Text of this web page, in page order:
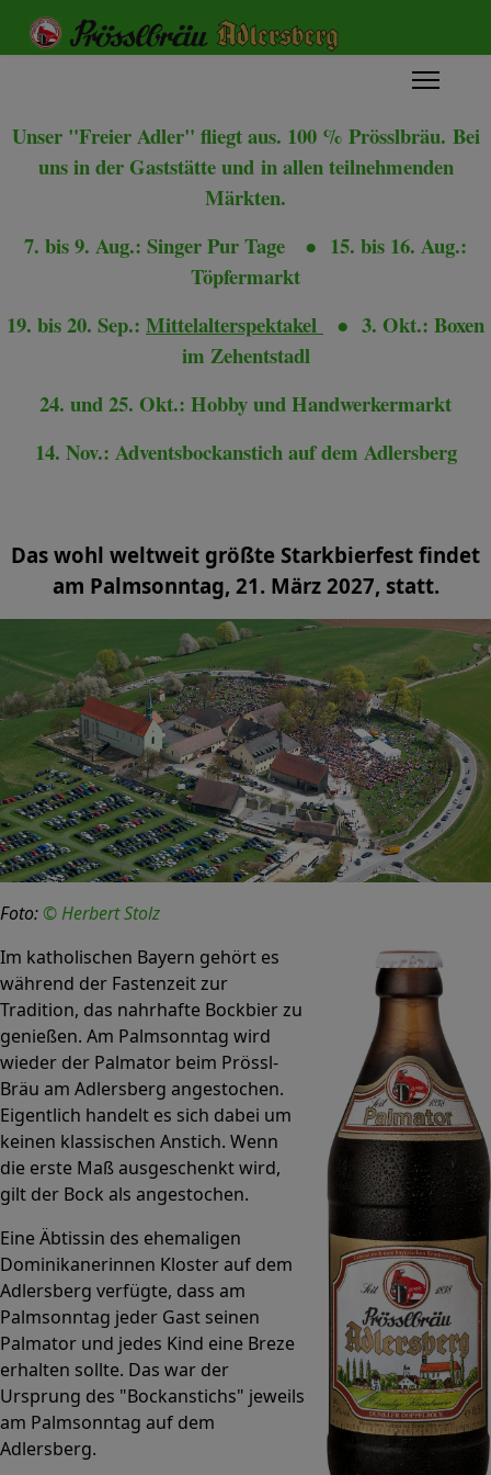
Unser "Freier Adler" fliegt aus. 100 % Prösslbräu. Bei
uns in der Gaststätte undin allen teilnehmenden
Märkten.
7. bis 9. Aug.: Singer Pur Tage
● 15. bis 16. Aug.:
Töpfermarkt
19. bis 20. Sep.: Mittelalterspektakel ● 3. Okt.: Boxen
im Zehentstadl
24. und 25. Okt.: Hobby und Handwerkermarkt
14. Nov.: Adventsbockanstich auf dem Adlersberg
Das wohl weltweit größte Starkbierfest findet
am Palmsonntag, 21. März 2027, statt.
Foto: © Herbert Stolz
Im katholischen Bayern gehört es
während der Fastenzeit zur
Tradition, das nahrhafte Bockbier zu
genießen. Am Palmsonntag wird
wieder der Palmator beim Prössl-
Bräu am Adlersberg angestochen.
Eigentlich handelt es sich dabei um
keinen klassischen Anstich. Wenn
die erste Maß ausgeschenkt wird,
gilt der Bock als angestochen.
Eine Äbtissin des ehemaligen
Dominikanerinnen Kloster auf dem
Adlersberg verfügte, dass am
Palmsonntag jeder Gast seinen
Palmator und jedes Kind eine Breze
erhalten sollte. Das war der
Ursprung des "Bockanstichs" jeweils
am Palmsonntag auf dem
Adlersberg.